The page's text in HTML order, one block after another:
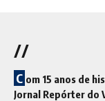
//
C om 15 anos de
Jornal Repórter do